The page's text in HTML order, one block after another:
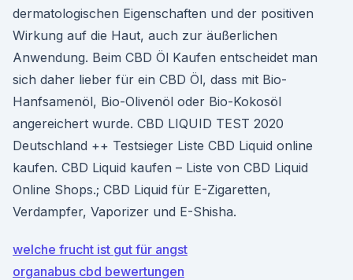
dermatologischen Eigenschaften und der positiven
Wirkung auf die Haut, auch zur äußerlichen
Anwendung. Beim CBD Öl Kaufen entscheidet man
sich daher lieber für ein CBD Öl, dass mit Bio-
Hanfsamenöl, Bio-Olivenöl oder Bio-Kokosöl
angereichert wurde. CBD LIQUID TEST 2020
Deutschland ++ Testsieger Liste CBD Liquid online
kaufen. CBD Liquid kaufen – Liste von CBD Liquid
Online Shops.; CBD Liquid für E-Zigaretten,
Verdampfer, Vaporizer und E-Shisha.
welche frucht ist gut für angst
organabus cbd bewertungen